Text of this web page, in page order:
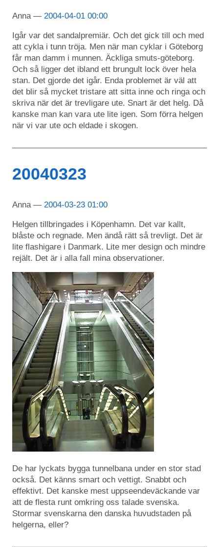
Anna 2004-04-01 00:00
Igår var det sandalpremiär. Och det gick till och med
att cykla i tunn tröja. Men när man cyklar i Göteborg
får man damm i munnen. Äckliga smuts-göteborg.
Och så ligger det ibland ett brungult lock över hela
stan. Det gjorde det igår. Enda problemet är väl att
det blir så mycket tristare att sitta inne och ringa och
skriva när det är trevligare ute. Snart är det helg. Då
kanske man kan vara ute lite igen. Som förra helgen
när vi var ute och eldade i skogen.
20040323
Anna 2004-03-23 01:00
Helgen tillbringades i Köpenhamn. Det var kallt,
blåste och regnade. Men ändå rätt så trevligt. Det är
lite flashigare i Danmark. Lite mer design och mindre
rejält. Det är i alla fall mina observationer.
De har lyckats bygga tunnelbana under en stor stad
också. Det känns smart och vettigt. Snabbt och
effektivt. Det kanske mest uppseendeväckande var
att de flesta runt omkring oss talade svenska.
Stormar svenskarna den danska huvudstaden på
helgerna, eller?